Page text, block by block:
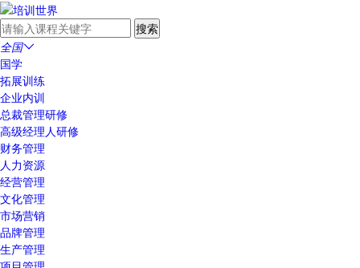
全国
国学
拓展训练
企业内训
总裁管理研修
高级经理人研修
财务管理
人力资源
经营管理
文化管理
市场营销
品牌管理
生产管理